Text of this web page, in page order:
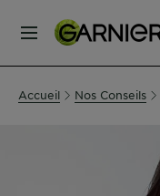
MENU
SOINS
Accueil Nos Conseils